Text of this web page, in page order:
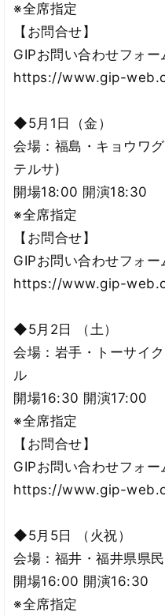
※全席指定
【お問合せ】
GIPお問い合わせフォ
https://www.gip-
◆5月1日（金）
会場：福島・キョウワ
テルサ)
開場18:00 開演18:30
※全席指定
【お問合せ】
GIPお問い合わせフォ
https://www.gip-
◆5月2日 （土）
会場：岩手・トーサイ
ル
開場16:30 開演17:00
※全席指定
【お問合せ】
GIPお問い合わせフォ
https://www.gip-
◆5月5日 （火祝）
会場：福井・福井県県
開場16:00 開演16:30
※全席指定